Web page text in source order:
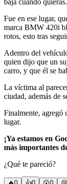
baja cuando quieras.
Fue en ese lugar,
marca BMW 420i
rotos, esto tras
Adentro del
quien dijo que un
carro, y que él se
La víctima al
ciudad, además de
Finalmente, agregó
lugar.
¡Ya estamos en
más importantes
¿Qué te pareció?